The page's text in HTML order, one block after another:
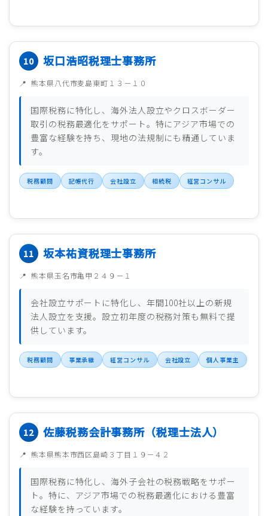
坂口浩昭税理士事務所
熊本県八代市麦島東町１３－１０
国際税務に特化し、海外法人設立やクロスボーダー
取引の税務最適化をサポート。特にアジア市場での
豊富な経験を持ち、現地の法規制にも精通していま
す。
税務顧問 記帳代行 会社設立 相続税 経営コンサル
坂本祐資税理士事務所
熊本県玉名市亀甲２４９－１
会社設立サポートに特化し、年間100社以上の新規
法人設立を支援。設立初年度の税務対策も無料で提
供しています。
税務顧問 事業承継 経営コンサル 会社設立 個人事業主
佐藤税務会計事務所（税理士法人）
熊本県熊本市西区島崎３丁目１９－４２
国際税務に特化し、海外子会社の税務戦略をサポー
ト。特に、アジア市場での税務最適化における豊富
な経験を持っています。